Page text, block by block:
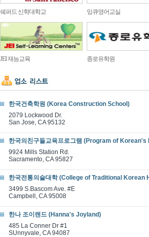
쉐퍼드 신학대학교 잉큐영어교실
JEI 재능교육 종로유학원
한국건축학원 (Korea Construction School)
2079 Lockwood Dr.
San Jose, CA 95132
한국의친구들교육프로그램 (Program of Korean's
9924 Mills Station Rd.
Sacramento, CA 95827
한국전통의술대학 (College of Traditional Korean
3499 S.Bascom Ave. #E
Campbell, CA 95008
한나 조이랜드 (Hanna's Joyland)
485 La Conner Dr #1
SUnnyvale, CA 94087